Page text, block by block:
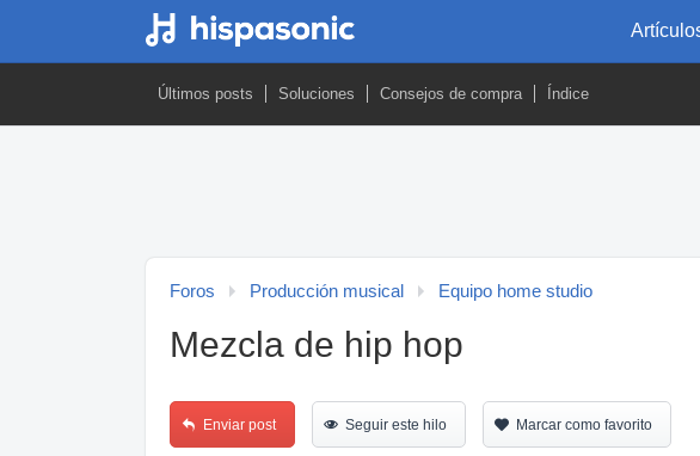
Últimos posts Soluciones Consejos de compra Índice
Foros Producción musical Equipo home studio
Mezcla de hip hop
Enviar post Seguir este hilo Marcar como favorito